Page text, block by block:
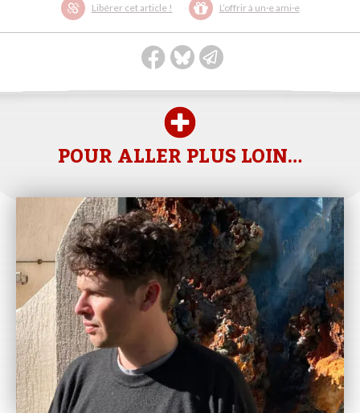
Libérer cet article ! L’offrir à un·e ami·e
POUR ALLER PLUS LOIN…